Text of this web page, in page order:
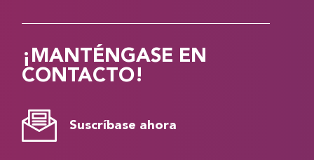
¡MANTÉNGASE EN
CONTACTO!
Suscríbase ahora